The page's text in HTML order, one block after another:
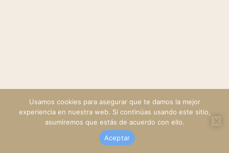
Usamos cookies para asegurar que te damos la mejor
experiencia en nuestra web. Si continúas usando este sitio,
asumiremos que estás de acuerdo con ello.
Aceptar